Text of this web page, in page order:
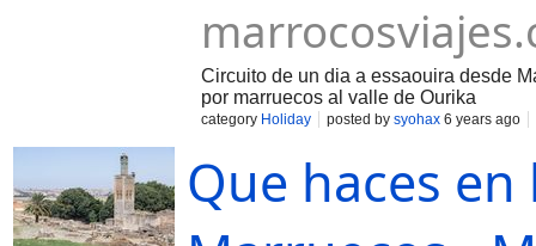
Circuito de un dia a essaouira desde
por marruecos al valle de Ourika
category Holiday posted by syohax 6 years ago
Que haces